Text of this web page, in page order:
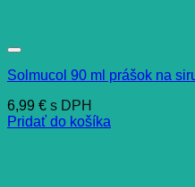
Solmucol 90 ml prášok na
6,99 € s DPH
Pridať do košíka